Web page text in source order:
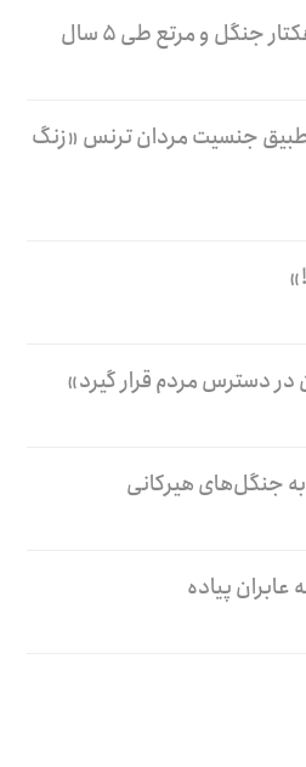
جنسیت مردان ترنس «زنگ
در دسترس مردم قرار گیرد»
جنگل‌های هیرکانی
پیاده